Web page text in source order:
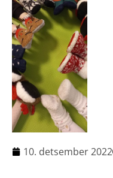
10. detsember 2022